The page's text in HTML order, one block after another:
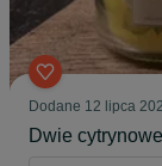
Dodane 12 lipca
Dwie